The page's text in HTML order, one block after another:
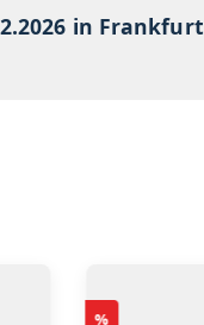
in Frankfurt
%